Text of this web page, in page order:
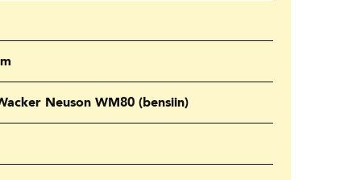
Neuson WM80 (bensiin)